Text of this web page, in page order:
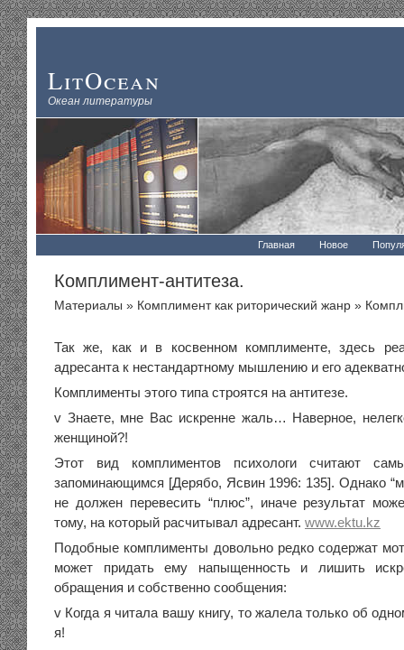
LitOcean
Океан литературы
Главная Новое
Комплимент-антитеза.
Материалы » Комплимент как риторический жанр »
Так же, как и в косвенном комплименте, здесь
адресанта к нестандартному мышлению и его
Комплименты этого типа строятся на антитезе.
v Знаете, мне Вас искренне жаль… Наверное,
женщиной?!
Этот вид комплиментов психологи считают
запоминающимся [Дерябо, Ясвин 1996: 135]. Однако
не должен перевесить “плюс”, иначе результат
тому, на который расчитывал адресант. www.ektu.kz
Подобные комплименты довольно редко содержат
может придать ему напыщенность и лишить
обращения и собственно сообщения:
v Когда я читала вашу книгу, то жалела только об
я!